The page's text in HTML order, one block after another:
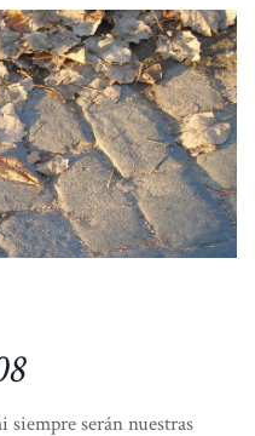
siempre serán nuestras